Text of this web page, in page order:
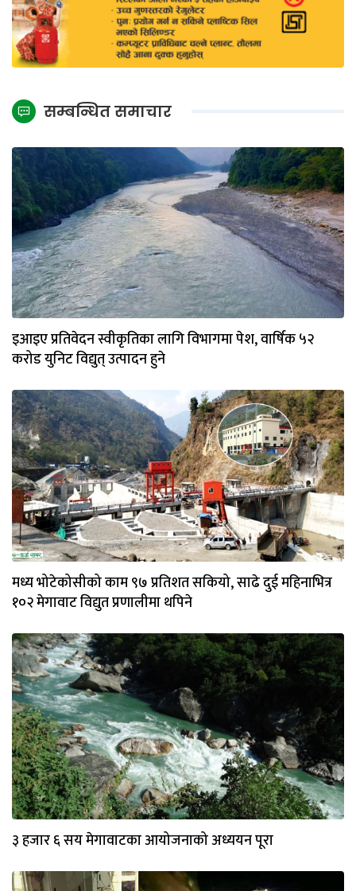
सम्बन्धित समाचार
इआइए प्रतिवेदन स्वीकृतिका लागि विभागमा पेश, वार्षिक ५२
करोड युनिट विद्युत् उत्पादन हुने
मध्य भोटेकोसीको काम ९७ प्रतिशत सकियो, साढे दुई महिनाभित्र
१०२ मेगावाट विद्युत प्रणालीमा थपिने
३ हजार ६ सय मेगावाटका आयोजनाको अध्ययन पूरा